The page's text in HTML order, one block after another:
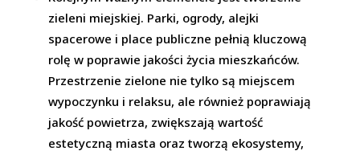
zieleni miejskiej. Parki, ogrody, alejki
spacerowe i place publiczne pełnią kluczową
rolę w poprawie jakości życia mieszkańców.
Przestrzenie zielone nie tylko są miejscem
wypoczynku i relaksu, ale również poprawiają
jakość powietrza, zwiększają wartość
estetyczną miasta oraz tworzą ekosystemy,